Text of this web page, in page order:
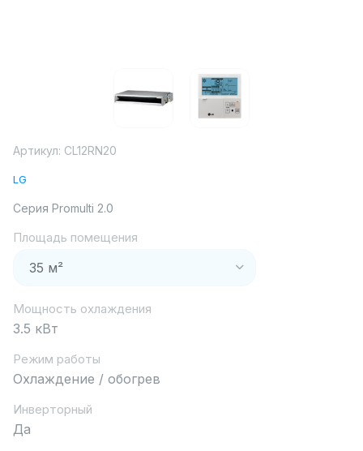
Артикул: CL12RN20
LG
Серия Promulti 2.0
Площадь помещения
Мощность охлаждения
3.5 кВт
Режим работы
Охлаждение / обогрев
Инверторный
Да